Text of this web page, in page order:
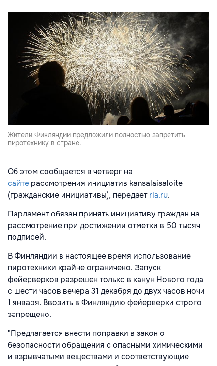
Жители Финляндии предложили полностью запретить
пиротехнику в стране.
Об этом сообщается в четверг на
сайте рассмотрения инициатив kansalaisaloite
(гражданские инициативы), передаетria.ru.
Парламент обязан принять инициативу граждан на
рассмотрение при достижении отметки в 50 тысяч
подписей.
В Финляндии в настоящее время использование
пиротехники крайне ограничено. Запуск
фейерверков разрешен только в канун Нового года
с шести часов вечера 31 декабря до двух часов ночи
1 января. Ввозить в Финляндию фейерверки строго
запрещено.
"Предлагается внести поправки в закон о
безопасности обращения с опасными химическими
и взрывчатыми веществами и соответствующие